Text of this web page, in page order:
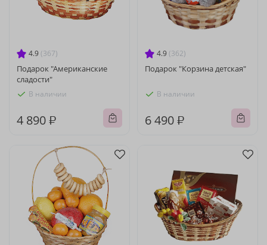
4.9 (367)
Подарок "Американские
сладости"
В наличии
4 890 ₽
4.9 (362)
Подарок "Корзина детская"
В наличии
6 490 ₽